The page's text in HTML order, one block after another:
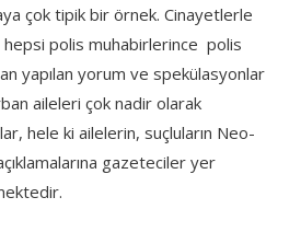
çok tipik bir örnek. Cinayetlerle
polis muhabirlerince polis
yapılan yorum ve spekülasyonlar
aileleri çok nadir olarak
hele ki ailelerin, suçluların Neo-
gazeteciler yer